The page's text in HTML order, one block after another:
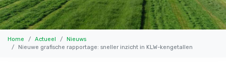
Home Actueel
Nieuws
Nieuwe grafische rapportage: sneller inzicht in KLW-kengetallen